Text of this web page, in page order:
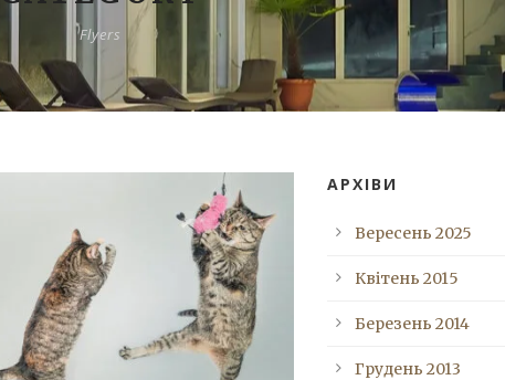
Flyers
АРХІВИ
Вересень 2025
Квітень 2015
Березень 2014
Грудень 2013